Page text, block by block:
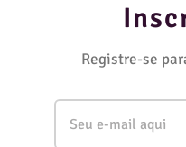
Registre-se